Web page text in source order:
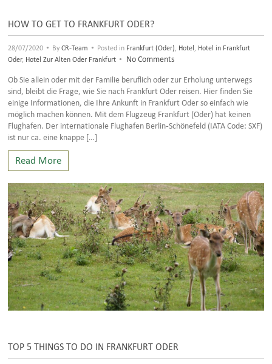
HOW TO GET TO FRANKFURT ODER?
28/07/2020 • ByCR-Team • Posted in Frankfurt (Oder) Hotel
Hotel in Frankfurt
Oder, Hotel Zur Alten Oder Frankfurt • No Comments
Ob Sie allein oder mit der Familie beruflich oder zur Erholung unterwegs
sind, bleibt die Frage, wie Sie nach Frankfurt Oder reisen. Hier finden Sie
einige Informationen, die Ihre Ankunft in Frankfurt Oder so einfach wie
möglich machen können. Mit dem Flugzeug Frankfurt (Oder) hat keinen
Flughafen. Der internationale Flughafen Berlin-Schönefeld (IATA Code: SXF)
ist nur ca. eine knappe […]
Read More
TOP 5 THINGS TO DO IN FRANKFURT ODER